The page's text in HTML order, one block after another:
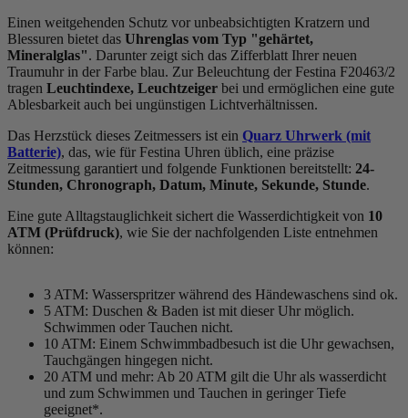
Einen weitgehenden Schutz vor unbeabsichtigten Kratzern und
Blessuren bietet das Uhrenglas vom Typ "gehärtet,
Mineralglas". Darunter zeigt sich das Zifferblatt Ihrer neuen
Traumuhr in der Farbe blau. Zur Beleuchtung der Festina F20463/2
tragen Leuchtindexe, Leuchtzeiger bei und ermöglichen eine gute
Ablesbarkeit auch bei ungünstigen Lichtverhältnissen.
Das Herzstück dieses Zeitmessers ist ein Quarz Uhrwerk (mit
Batterie), das, wie für Festina Uhren üblich, eine präzise
Zeitmessung garantiert und folgende Funktionen bereitstellt: 24-
Stunden, Chronograph, Datum, Minute, Sekunde, Stunde.
Eine gute Alltagstauglichkeit sichert die Wasserdichtigkeit von 10
ATM (Prüfdruck), wie Sie der nachfolgenden Liste entnehmen
können:
3 ATM: Wasserspritzer während des Händewaschens sind ok.
5 ATM: Duschen & Baden ist mit dieser Uhr möglich.
Schwimmen oder Tauchen nicht.
10 ATM: Einem Schwimmbadbesuch ist die Uhr gewachsen,
Tauchgängen hingegen nicht.
20 ATM und mehr: Ab 20 ATM gilt die Uhr als wasserdicht
und zum Schwimmen und Tauchen in geringer Tiefe
geeignet*.